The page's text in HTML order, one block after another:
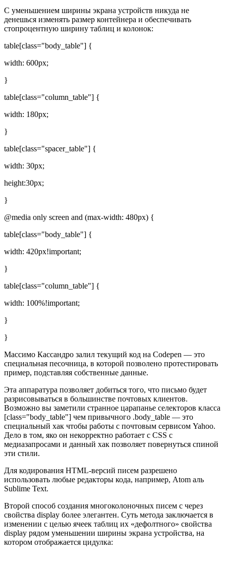
С уменьшением ширины экрана устройств никуда не
денешься изменять размер контейнера и обеспечивать
стопроцентную ширину таблиц и колонок:
table[class="body_table"] {
width: 600px;
}
table[class="column_table"] {
width: 180px;
}
table[class="spacer_table"] {
width: 30px;
height:30px;
}
@media only screen and (max-width: 480px) {
table[class="body_table"] {
width: 420px!important;
}
table[class="column_table"] {
width: 100%!important;
}
}
Массимо Кассандро залил текущий код на Codepen — это
специальная песочница, в которой позволено протестировать
пример, подставляя собственные данные.
Эта аппаратура позволяет добиться того, что письмо будет
разрисовываться в большинстве почтовых клиентов.
Возможно вы заметили странное царапанье селекторов класса
[class="body_table"] чем привычного .body_table — это
специальный хак чтобы работы с почтовым сервисом Yahoo.
Дело в том, яко он некорректно работает с CSS с
медиазапросами и данный хак позволяет повернуться спиной
эти стили.
Для кодирования HTML-версий писем разрешено
использовать любые редакторы кода, например, Atom аль
Sublime Text.
Второй способ создания многоколоночных писем с через
свойства display более элегантен. Суть метода заключается в
изменении с целью ячеек таблиц их «дефолтного» свойства
display рядом уменьшении ширины экрана устройства, на
котором отображается цидулка: